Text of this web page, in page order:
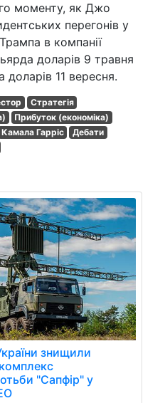
моменту, як Джо
перегонів у
в компанії
доларів 9 травня
доларів 11 вересня.
Стратегія
Прибуток (економіка)
Камала Гарріс
Дебати
знищили
"Сапфір" у